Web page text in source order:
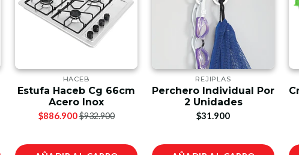
HACEB
Estufa Haceb Cg 66cm
Acero Inox
$886.900$932.900
REJIPLAS
Perchero Individual Por
2 Unidades
$31.900